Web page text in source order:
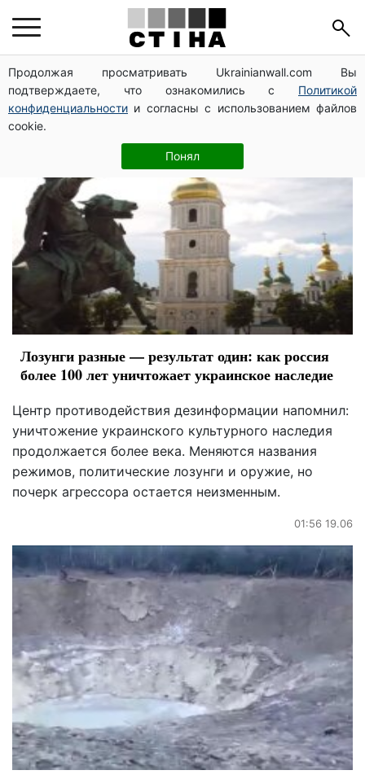
Продолжая просматривать Ukrainianwall.com Вы
подтверждаете, что ознакомились с Политикой
конфиденциальности и согласны с использованием файлов
cookie.
Понял
російська агресія
Лозунги разные — результат один: как россия
более 100 лет уничтожает украинское наследие
Центр противодействия дезинформации напомнил:
уничтожение украинского культурного наследия
продолжается более века. Меняются названия
режимов, политические лозунги и оружие, но
почерк агрессора остается неизменным.
01:56 19.06